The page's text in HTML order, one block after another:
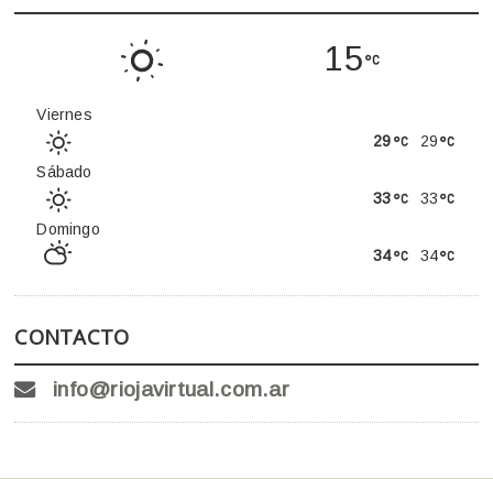
15
Viernes
29
29
Sábado
33
33
Domingo
34
34
CONTACTO
info@riojavirtual.com.ar